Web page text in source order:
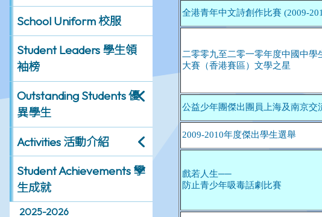
School Uniform 校服
Student Leaders 學生領
袖榜
Outstanding Students 優
異學生
Activities 活動介紹
Student Achievements 學
生成就
2025-2026